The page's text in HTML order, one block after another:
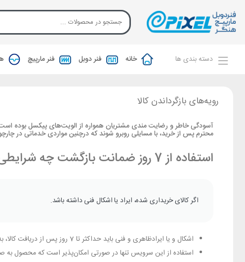
دسته بندی ها خانه فنر دوبل فنر مارپیچ
رویه‌های بازگرداندن کالا
آسودگی خاطر و رضایت مندی مشتریان همواره از الویت‏‌های پیکسل بوده
محترم پس از خرید، با مسایلی روبرو شوند که درچنین مواردی خدماتی در
استفاده از 7 روز ضمانت بازگشت چه شرایطی دارد؟
اگر کالای خریداری شده، ایراد یا اشکال فنی داشته باشد.
اشکال و یا ایرادظاهری و فنی باید حداکثر تا 7 روز پس از دریافت کالا، به پیکسل اطلاع داده شود.
استفاده از این سرویس تنها در صورتی امکان‌پذیر است که محصول به